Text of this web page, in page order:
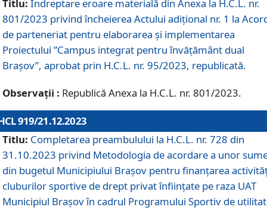
Titlu: Îndreptare eroare materială din Anexa la H.C.L. nr.
801/2023 privind încheierea Actului adițional nr. 1 la
de parteneriat pentru elaborarea și implementarea
Proiectului ”Campus integrat pentru învățământ dual
Brașov”, aprobat prin H.C.L. nr. 95/2023, republicată.
Observații : Republică Anexa la H.C.L. nr. 801/2023.
919/21.12.2023
Titlu: Completarea preambulului la H.C.L. nr. 728 din
31.10.2023 privind Metodologia de acordare a unor
din bugetul Municipiului Brașov pentru finanțarea
cluburilor sportive de drept privat înființate pe raza UAT
Municipiul Brașov în cadrul Programului Sportiv de